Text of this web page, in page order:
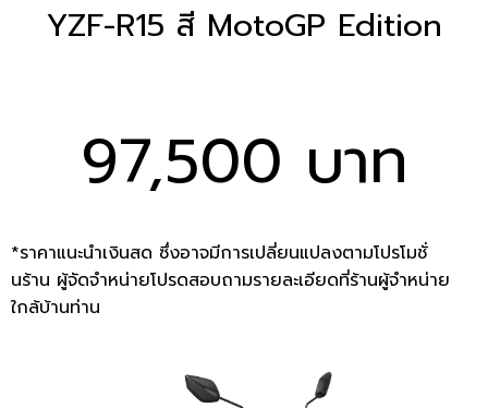
YZF-R15 สี MotoGP Edition
97,500 บาท
*ราคาแนะนำเงินสด ซึ่งอาจมีการเปลี่ยนแปลงตามโปรโมชั่
นร้าน ผู้จัดจำหน่ายโปรดสอบถามรายละเอียดที่ร้านผู้จำหน่าย
ใกล้บ้านท่าน